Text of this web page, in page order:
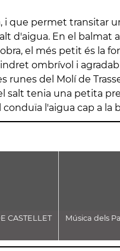
l'aigua cap a la
CASTELLET Música dels